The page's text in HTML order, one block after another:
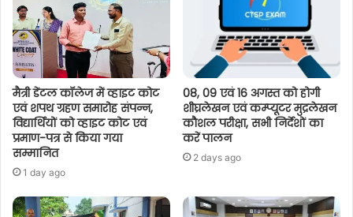
मैत्री डेंटल कॉलेज में व्हाइट कोट
एवं शपथ ग्रहण समारोह संपन्न,
विद्यार्थियों को व्हाइट कोट एवं
प्रमाण-पत्र से किया गया
सम्मानित
1 day ago
08, 09 एवं 16 अगस्त को होगी
शीघ्रलेखन एवं कम्प्यूटर मुद्रलेखन
कौशल परीक्षा, सभी निर्देशों का
करें पालन
2 days ago